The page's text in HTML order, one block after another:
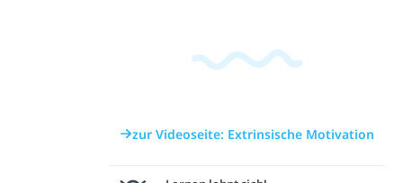
zur Videoseite: Extrinsische Motivation